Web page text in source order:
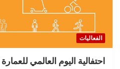
الفعاليات
احتفالية اليوم العالمي للعمارة 2024 (مصر)